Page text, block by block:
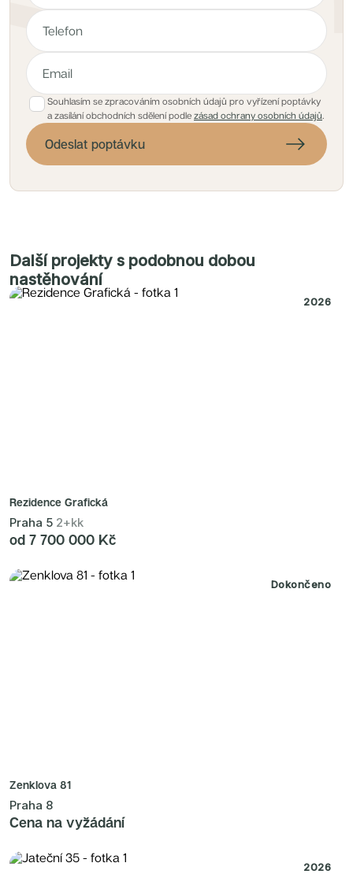
Souhlasím se zpracováním osobních údajů pro vyřízení poptávky
a zasílání obchodních sdělení podle zásad ochrany osobních údajů.
Odeslat poptávku
Další projekty s podobnou dobou
nastěhování
2026
Rezidence Grafická
Praha 5 2+kk
od 7 700 000 Kč
Dokončeno
Zenklova 81
Praha 8
Cena na vyžádání
2026